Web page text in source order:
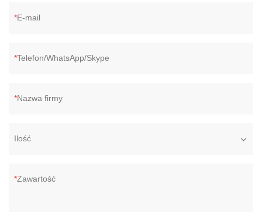
E-mail
Telefon/WhatsApp/Skype
Nazwa firmy
Ilość
Zawartość